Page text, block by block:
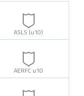
ASLS (u10)
AERFC u10